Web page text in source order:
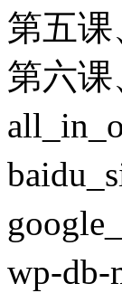
第五
第六课
wp-db-